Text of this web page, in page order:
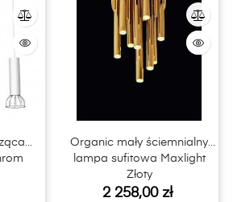
Organic mały ściemnialny
lampa sufitowa Maxlight
Złoty
Cena
2 258,00 zł